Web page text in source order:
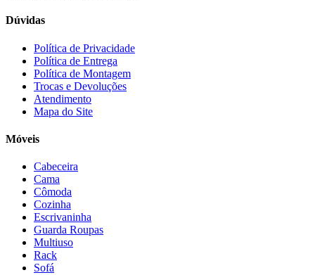
Cotherm(2)
D' Doro Móveis
Dako(23)
Demóbile(13)
Dômina
Doripel
Estofados solar
Fischer
Dúvidas
Política de Privacidade
Política de Entrega
Política de Montagem
Trocas e Devoluções
Atendimento
Mapa do Site
Móveis
Cabeceira
Cama
Cômoda
Cozinha
Escrivaninha
Guarda Roupas
Multiuso
Rack
Sofá